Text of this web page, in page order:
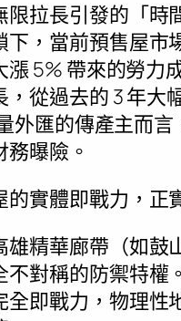
限拉長引發的「時
下，當前預售屋市
漲 5% 帶來的勞力
從過去的 3 年大
外匯的傳產主而
曝險。
的實體即戰力，正
雄精華廊帶（如鼓
不對稱的防禦特權
全即戰力，物理性